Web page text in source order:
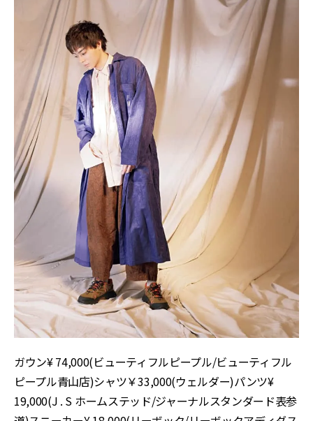
ガウン¥ 74,000(ビューティフルピープル/ビューティフル
ピープル青山店)シャツ￥33,000(ウェルダー)パンツ¥
19,000(J . S ホームステッド/ジャーナルスタンダード表参